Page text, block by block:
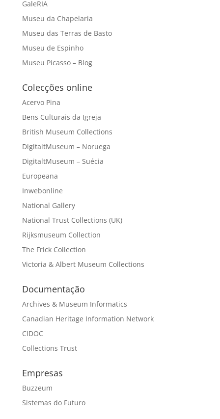
GaleRIA
Museu da Chapelaria
Museu das Terras de Basto
Museu de Espinho
Museu Picasso – Blog
Colecções online
Acervo Pina
Bens Culturais da Igreja
British Museum Collections
DigitaltMuseum – Noruega
DigitaltMuseum – Suécia
Europeana
Inwebonline
National Gallery
National Trust Collections (UK)
Rijksmuseum Collection
The Frick Collection
Victoria & Albert Museum Collections
Documentação
Archives & Museum Informatics
Canadian Heritage Information Network
CIDOC
Collections Trust
Empresas
Buzzeum
Sistemas do Futuro